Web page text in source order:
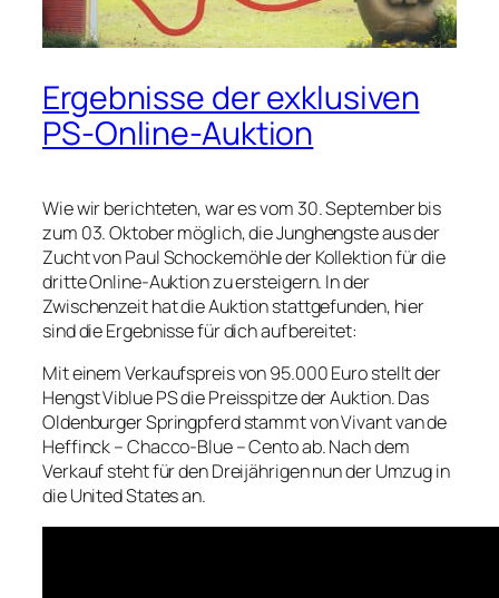
Ergebnisse der exklusiven
PS-Online-Auktion
Wie wir berichteten, war es vom 30. September bis
zum 03. Oktober möglich, die Junghengste aus der
Zucht von Paul Schockemöhle der Kollektion für die
dritte Online-Auktion zu ersteigern. In der
Zwischenzeit hat die Auktion stattgefunden, hier
sind die Ergebnisse für dich aufbereitet:
Mit einem Verkaufspreis von 95.000 Euro stellt der
Hengst Viblue PS die Preisspitze der Auktion. Das
Oldenburger Springpferd stammt von Vivant van de
Heffinck – Chacco-Blue – Cento ab. Nach dem
Verkauf steht für den Dreijährigen nun der Umzug in
die United States an.